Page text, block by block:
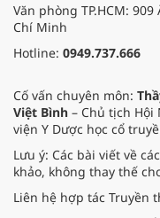
Văn phòng TP.HCM:
Chí Minh
Hotline: 0949.737.666
Cố vấn chuyên môn:
Việt Bình – Chủ tịch Hội
viện Y Dược học cổ
Lưu ý: Các bài viết về
khảo, không thay thế
Liên hệ hợp tác Truyền